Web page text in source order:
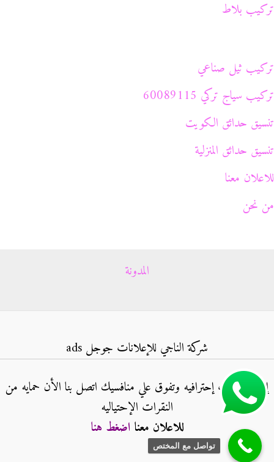
تركيب بلاط
تركيب ثيل صناعي
تركيب سياج تركي 60089115
تنسيق حدائق الكويت
تنسيق حدائق المنزلية
للاعلان معنا
من نحن
المدونة
شركة الناجي للإعلانات جوجل ads
إنشاء حملات إحترافيه وتفوق علي منافسيك اتصل بنا الأن حمايه من
النقرات الإحتياليه
للاعلان معنا اضغط هنا
تواصل مع المختص